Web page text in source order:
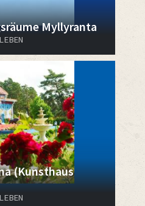
Myllyranta
(Kunsthaus